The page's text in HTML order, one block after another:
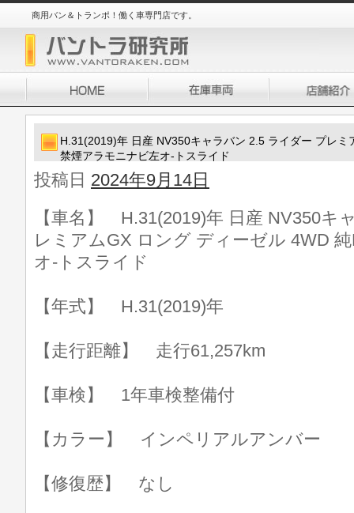
商用バン＆トランポ！働く車専門店です。
H.31(2019)年 日産 NV350キャラバン 2.5 ライダー プレ
禁煙アラモニナビ左オ-トスライド
投稿日 2024年9月14日
【車名】 H.31(2019)年 日産 NV350キ
レミアムGX ロング ディーゼル 4WD
オ-トスライド
【年式】 H.31(2019)年
【走行距離】 走行61,257km
【車検】 1年車検整備付
【カラー】 インペリアルアンバー
【修復歴】 なし